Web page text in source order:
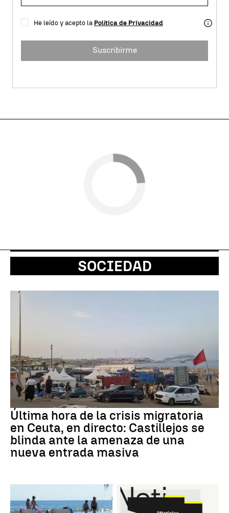
He leído y acepto la Política de Privacidad
Suscribirme
SOCIEDAD
Última hora de la crisis migratoria
en Ceuta, en directo: Castillejos se
blinda ante la amenaza de una
nueva entrada masiva